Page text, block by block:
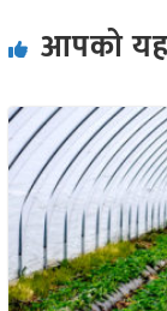
आपको